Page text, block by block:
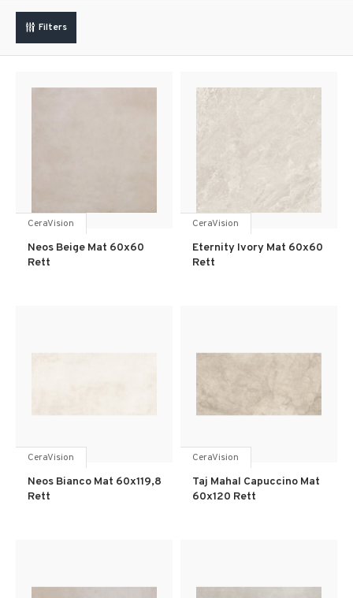
Filters
CeraVision
Neos Beige Mat 60x60
Rett
CeraVision
Eternity Ivory Mat 60x60
Rett
CeraVision
Neos Bianco Mat 60x119,8
Rett
CeraVision
Taj Mahal Capuccino Mat
60x120 Rett